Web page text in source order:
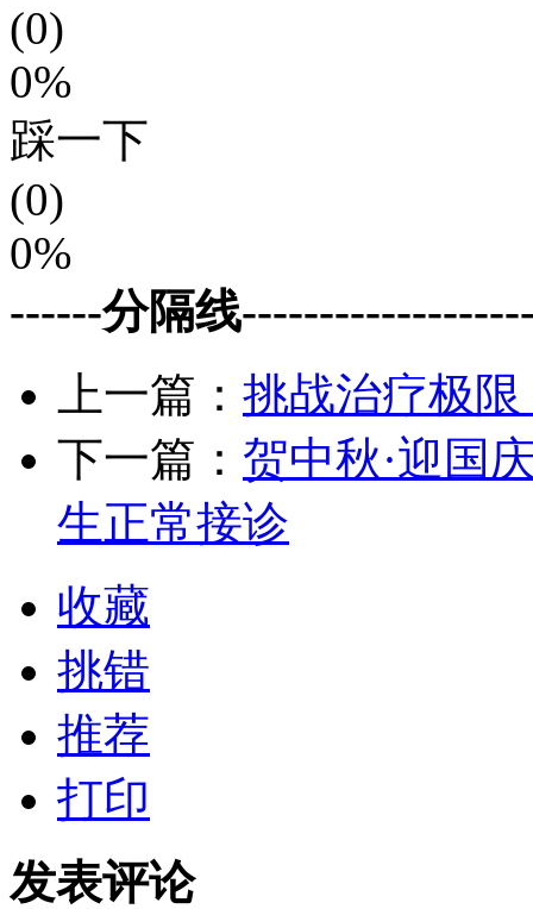
(0)
0%
踩一下
(0)
0%
------分隔线
上一篇： 挑战治疗极
下一篇： 贺中秋·迎国
生正常接诊
收藏
挑错
推荐
打印
发表评论